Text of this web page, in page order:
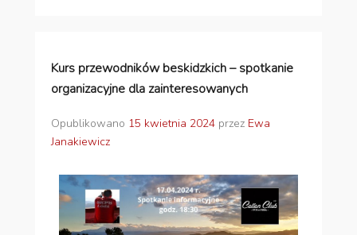
Kurs przewodników beskidzkich – spotkanie
organizacyjne dla zainteresowanych
Opublikowano 15 kwietnia 2024 przez Ewa
Janakiewicz